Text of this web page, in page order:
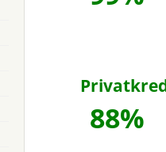
88%